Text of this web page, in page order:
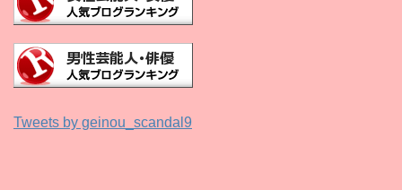
Tweets by geinou_scandal9